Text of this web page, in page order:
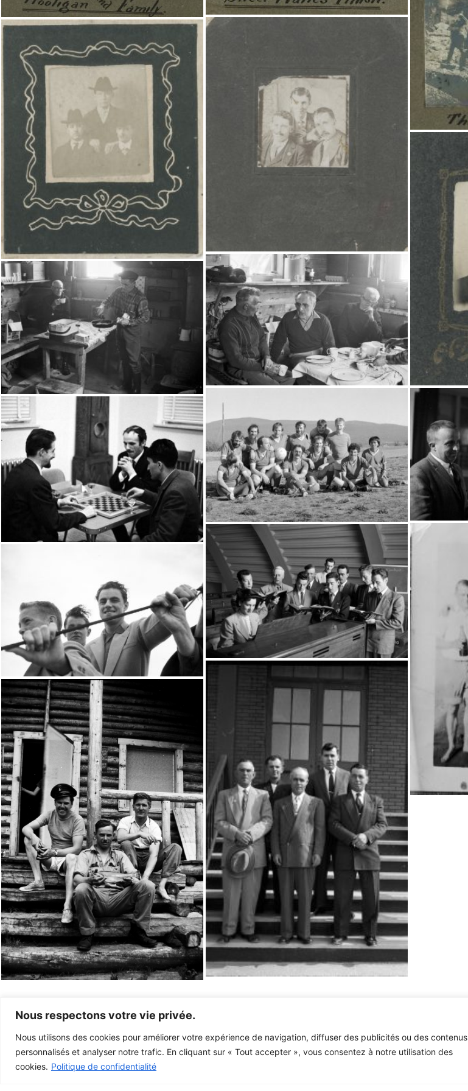
Nous respectons votre vie privée.
Nous utilisons des cookies pour améliorer votre expérience de navigation, diffuser des publicités ou des contenus
personnalisés et analyser notre trafic. En cliquant sur « Tout accepter », vous consentez à notre utilisation des
cookies. Politique de confidentialité